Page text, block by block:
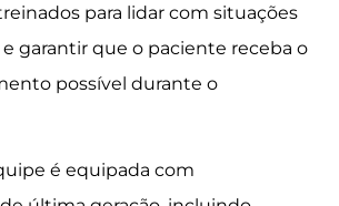
para lidar com situações
garantir que o paciente receba o
possível durante o
é equipada com